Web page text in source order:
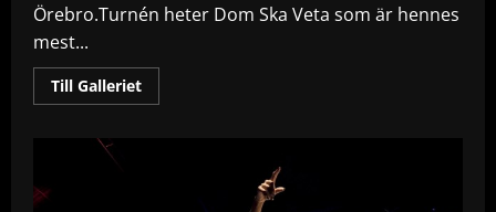
Örebro.Turnén heter Dom Ska Veta som är hennes
mest...
Till GallerietRead
more